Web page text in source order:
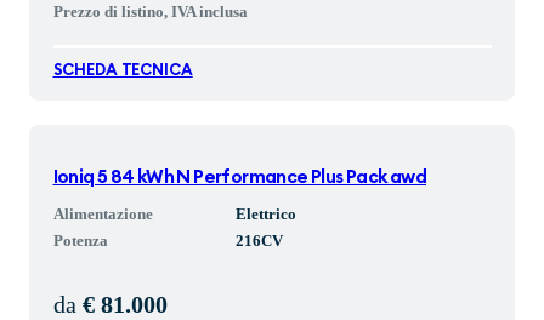
Prezzo di listino, IVA inclusa
SCHEDA TECNICA
Ioniq 5 84 kWh N Performance Plus Pack awd
Alimentazione
Elettrico
Potenza
216CV
da € 81.000